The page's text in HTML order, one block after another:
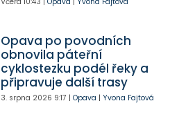
Opava po povodních
obnovila páteřní
cyklostezku podél řeky a
připravuje další trasy
3. srpna 2026 9:17 | Opava | Yvona Fajtová